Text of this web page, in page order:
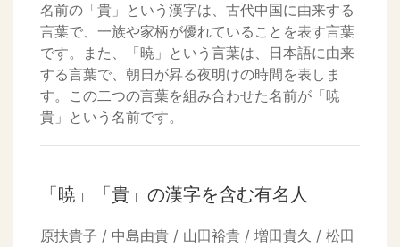
名前の「貴」という漢字は、古代中国に由来する
言葉で、一族や家柄が優れていることを表す言葉
です。また、「暁」という言葉は、日本語に由来
する言葉で、朝日が昇る夜明けの時間を表しま
す。この二つの言葉を組み合わせた名前が「暁
貴」という名前です。
「暁」「貴」の漢字を含む有名人
原扶貴子 / 中島由貴 / 山田裕貴 / 増田貴久 / 松田